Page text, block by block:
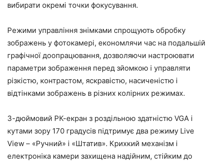
вибирати окремі точки фокусування.
Режими управління знімками спрощують обробку
зображень у фотокамері, економлячи час на подальшій
графічної доопрацювання, дозволяючи настроювати
параметри зображення перед зйомкою і управляти
різкістю, контрастом, яскравістю, насиченістю і
відтінками зображень в різних колірних режимах.
3-дюймовий РК-екран з роздільною здатністю VGA і
кутами зору 170 градусів підтримує два режиму Live
View – «Ручний» і «Штатив». Крихкий механізм і
електроніка камери захищена надійним, стійким до